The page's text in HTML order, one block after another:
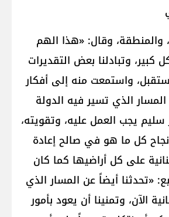
والمنطقة، وقال: «هذا الهم
وتبادلنا بعض التقديرات
واستمعت منه إلى أفكار
المسار الذي تسير فيه الدولة
سليم يجب العمل عليه، وتقويته،
كل ما هو في صالح إعادة
على كل أراضيها كما كان
«تحدثنا أيضاً عن المسار الذي
الآن، وتمنينا أن يعود بأمور